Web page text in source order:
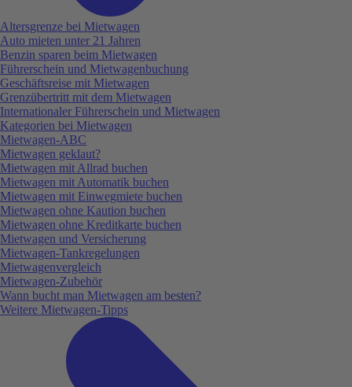
Altersgrenze bei Mietwagen
Auto mieten unter 21 Jahren
Benzin sparen beim Mietwagen
Führerschein und Mietwagenbuchung
Geschäftsreise mit Mietwagen
Grenzübertritt mit dem Mietwagen
Internationaler Führerschein und Mietwagen
Kategorien bei Mietwagen
Mietwagen-ABC
Mietwagen geklaut?
Mietwagen mit Allrad buchen
Mietwagen mit Automatik buchen
Mietwagen mit Einwegmiete buchen
Mietwagen ohne Kaution buchen
Mietwagen ohne Kreditkarte buchen
Mietwagen und Versicherung
Mietwagen-Tankregelungen
Mietwagenvergleich
Mietwagen-Zubehör
Wann bucht man Mietwagen am besten?
Weitere Mietwagen-Tipps